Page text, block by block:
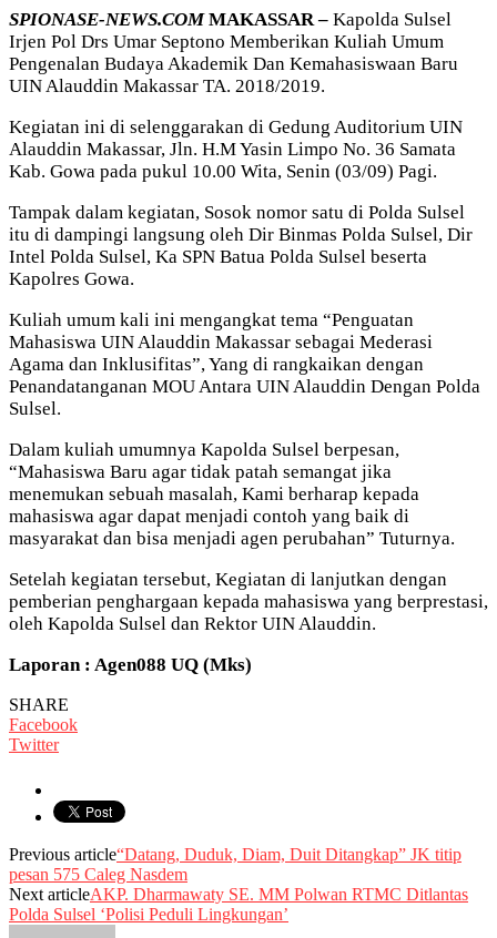
SPIONASE-NEWS.COMMAKASSAR – Kapolda Sulsel
Irjen Pol Drs Umar Septono Memberikan Kuliah Umum
Pengenalan Budaya Akademik Dan Kemahasiswaan Baru
UIN Alauddin Makassar TA. 2018/2019.
Kegiatan ini di selenggarakan di Gedung Auditorium UIN
Alauddin Makassar, Jln. H.M Yasin Limpo No. 36 Samata
Kab. Gowa pada pukul 10.00 Wita, Senin (03/09) Pagi.
Tampak dalam kegiatan, Sosok nomor satu di Polda Sulsel
itu di dampingi langsung oleh Dir Binmas Polda Sulsel, Dir
Intel Polda Sulsel, Ka SPN Batua Polda Sulsel beserta
Kapolres Gowa.
Kuliah umum kali ini mengangkat tema “Penguatan
Mahasiswa UIN Alauddin Makassar sebagai Mederasi
Agama dan Inklusifitas”, Yang di rangkaikan dengan
Penandatanganan MOU Antara UIN Alauddin Dengan Polda
Sulsel.
Dalam kuliah umumnya Kapolda Sulsel berpesan,
“Mahasiswa Baru agar tidak patah semangat jika
menemukan sebuah masalah, Kami berharap kepada
mahasiswa agar dapat menjadi contoh yang baik di
masyarakat dan bisa menjadi agen perubahan” Tuturnya.
Setelah kegiatan tersebut, Kegiatan di lanjutkan dengan
pemberian penghargaan kepada mahasiswa yang berprestasi,
oleh Kapolda Sulsel dan Rektor UIN Alauddin.
Laporan : Agen088 UQ (Mks)
SHARE
Facebook
Twitter
Previous article“Datang, Duduk, Diam, Duit Ditangkap” JK titip
pesan 575 Caleg Nasdem
Next articleAKP. Dharmawaty SE. MM Polwan RTMC Ditlantas
Polda Sulsel ‘Polisi Peduli Lingkungan’